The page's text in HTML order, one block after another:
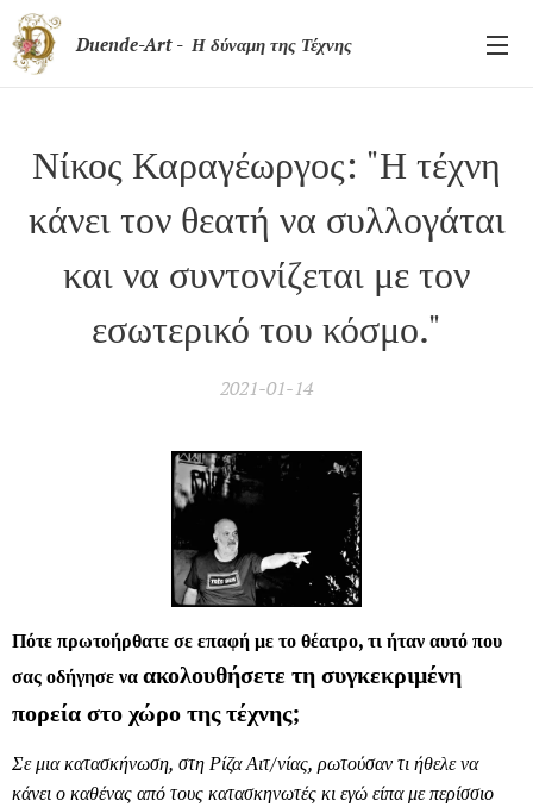
Duende-Art - Η δύναμη της Τέχνης
Νίκος Καραγέωργος: "Η τέχνη
κάνει τον θεατή να συλλογάται
και να συντονίζεται με τον
εσωτερικό του κόσμο."
2021-01-14
Πότε πρωτοήρθατε σε επαφή με το θέατρο, τι ήταν αυτό που
σας οδήγησε ναακολουθήσετε τη συγκεκριμένη
πορεία στο χώρο της τέχνης;
Σε μια κατασκήνωση, στη Ρίζα Αιτ/νίας, ρωτούσαν τι ήθελε να
κάνει ο καθένας από τους κατασκηνωτές κι εγώ είπα με περίσσιο